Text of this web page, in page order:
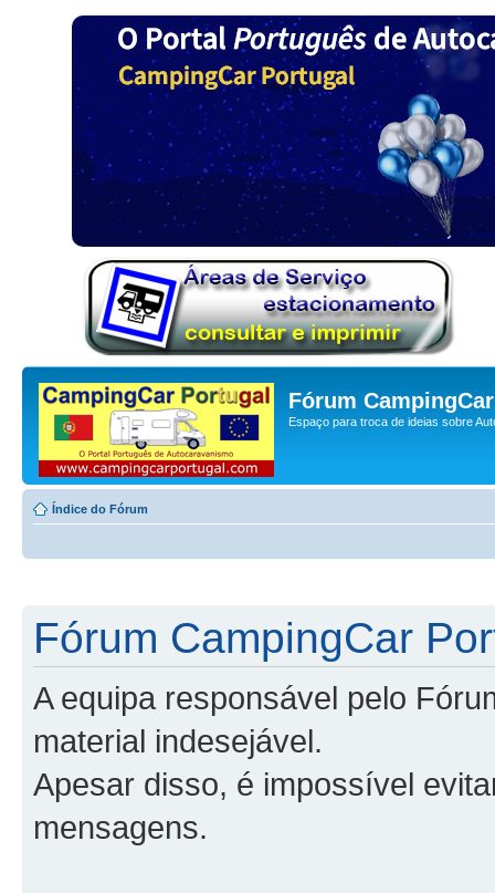
Fórum
Espaço para troca de ideias sobre
Índice do Fórum
Fórum CampingCar
A equipa responsável pelo
material indesejável.
Apesar disso, é impossível
mensagens.